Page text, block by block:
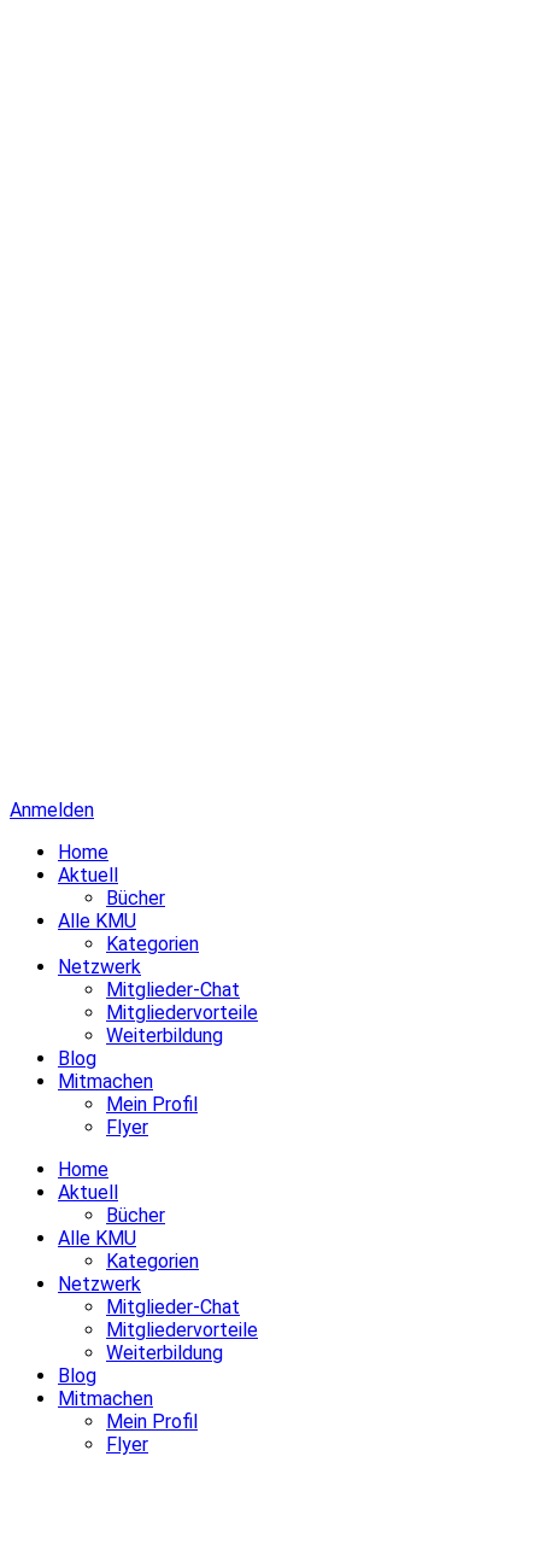
Anmelden
Home
Aktuell
Bücher
Alle KMU
Kategorien
Netzwerk
Mitglieder-Chat
Mitgliedervorteile
Weiterbildung
Blog
Mitmachen
Mein Profil
Flyer
Home
Aktuell
Bücher
Alle KMU
Kategorien
Netzwerk
Mitglieder-Chat
Mitgliedervorteile
Weiterbildung
Blog
Mitmachen
Mein Profil
Flyer